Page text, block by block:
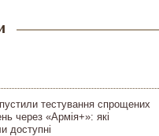
тестування спрощених
через «Армія+»: які
доступні